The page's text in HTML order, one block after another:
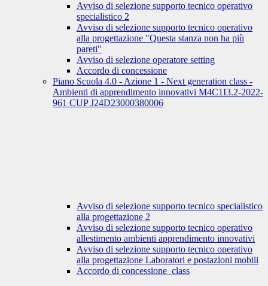
Avviso di selezione supporto tecnico operativo
specialistico 2
Avviso di selezione supporto tecnico operativo
alla progettazione "Questa stanza non ha più
pareti"
Avviso di selezione operatore setting
Accordo di concessione
Piano Scuola 4.0 - Azione 1 - Next generation class -
Ambienti di apprendimento innovativi M4C1I3.2-2022-
961 CUP J24D23000380006
Avviso di selezione supporto tecnico specialistico
alla progettazione 2
Avviso di selezione supporto tecnico operativo
allestimento ambienti apprendimento innovativi
Avviso di selezione supporto tecnico operativo
alla progettazione Laboratori e postazioni mobili
Accordo di concessione_class